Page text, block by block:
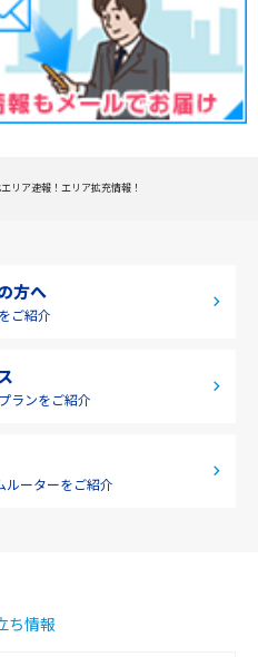
リア速報！エリア拡充情報！
方へ
ご紹介
ランをご紹介
ルーターをご紹介
ち情報